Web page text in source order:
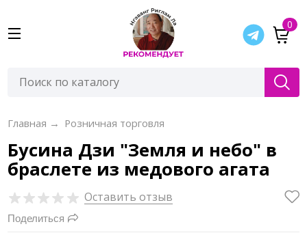
0
Главная → Розничная торговля
Бусина Дзи "Земля и небо" в
браслете из медового агата
Оставить отзыв
Поделиться